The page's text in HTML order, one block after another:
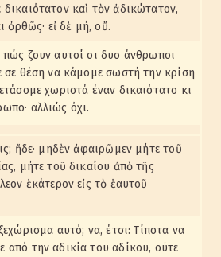
καὶ τὸν ἀδικώτατον,
ὀρθῶς· εἰ δὲ μή, οὔ.
ζουν αυτοί οι δυο άνθρωποι
σε θέση να κάμομε σωστή την κρίση
χωριστά έναν δικαιότατο κι
αλλιώς όχι.
ἥδε· μηδὲν ἀφαιρῶμεν μήτε τοῦ
μήτε τοῦ δικαίου ἀπὸ τῆς
ἑκάτερον εἰς τὸ ἑαυτοῦ
αυτό; να, έτσι: Τίποτα να
από την αδικία του αδίκου, ούτε